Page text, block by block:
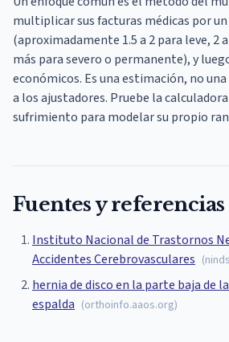
multiplicar sus facturas médicas por
(aproximadamente 1.5 a 2 para leve, 2
más para severo o permanente), y
económicos. Es una estimación, no
a los ajustadores. Pruebe la
sufrimiento para modelar su propio
Fuentes y referencias
Instituto Nacional de Trastornos
Accidentes Cerebrovasculares (
hernia de disco en la parte baja de la
espalda (orthoinfo.aaos.org)